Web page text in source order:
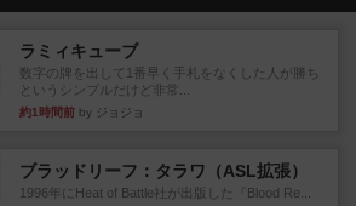
ラミィキューブ
数字の牌を出して1番早く手札をなくした人が勝ち
というシンプルだけど非常...
約1時間前 by ジョジョ
ブラッドリーフ：タラワ（ASL拡張）
1996年にHeat of Battle社が出版した『Blood Re...